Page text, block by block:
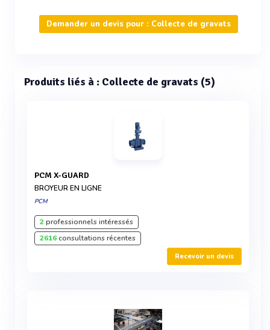
Demander un devis pour : Collecte de gravats
Produits liés à : Collecte de gravats (5)
PCM X-GUARD
BROYEUR EN LIGNE
PCM
2professionnels intéressés
2616consultations récentes
Recevoir un devis